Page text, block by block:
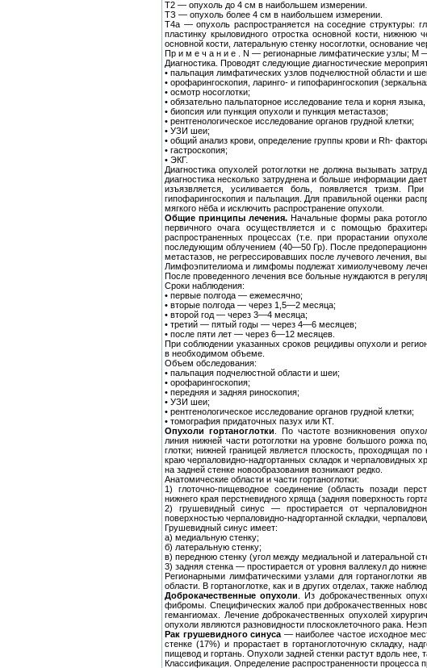
Т2 — опухоль до 4 см в наибольшем измерении.
ТЗ — опухоль более 4 см в наибольшем измерении.
Т4а — опухоль распространяется на соседние
пластинку крыловидного отростка основной кости,
основной кости, латеральную стенку носоглотки, основание
Пр и м е ч а н и е . N — регионарные лимфатические узлы; М
Диагностика. Проводят следующие диагностические
• пальпация лимфатических узлов подчелюстной области и
• орофарингоскопия, ларинго- и гипофарингоскопия
• осмотр носоглотки;
• обязательно пальпаторное исследование тела и корня
• биопсия или пункция опухоли и пункция метастазов;
• рентгенологическое исследование органов грудной клетки;
• УЗИ шеи;
• общий анализ крови, определение группы крови и Rh-
• гастроскопия;
• ЭКГ.
Диагностика опухолей ротоглотки не должна вызывать
диагностика несколько затруднена и больше информации
изъязвляется, усиливается боль, появляется тризм.
гипофарингоскопия и пальпация. Для правильной оценки
мягкого нёба и исключить распространение опухоли.
Общие принципы лечения.Начальные формы рака
первичного очага осуществляется и с помощью
распространенных процессах (т.е. при прорастании
последующим облучением (40—50 Гр). После
метастазов, не регрессировавших после лучевого лечения,
Лимфоэпителиома и лимфомы подлежат химиолучевому
После проведенного лечения все больные нуждаются в
Сроки наблюдения:
• первые полгода — ежемесячно;
• вторые полгода — через 1,5—2 месяца;
• второй год — через 3—4 месяца;
• третий — пятый годы — через 4—6 месяцев;
• после пяти лет — через 6—12 месяцев.
При соблюдении указанных сроков рецидивы опухоли и
в необходимом объеме.
Объем обследования:
• пальпация подчелюстной области и шеи;
• орофарингоскопия;
• передняя и задняя риноскопия;
• УЗИ шеи;
• рентгенологическое исследование органов грудной клетки;
• томография придаточных пазух или КТ.
Опухоли гортаноглотки . По частоте возникновения
линия нижней части ротоглотки на уровне большого рожка
глотки; нижней границей является плоскость, проходящая
краю черпаловидно-надгортанных складок и
на задней стенке новообразования возникают редко.
Анатомические области и части гортаноглотки:
1) глоточно-пищеводное соединение (область позади
нижнего края перстневидного хряща (задняя поверхность
2) грушевидный синус — простирается от
поверхностью черпаловидно-надгортанной складки,
Грушевидный синус имеет:
а) медиальную стенку;
б) латеральную стенку;
в) переднюю стенку (угол между медиальной и латеральной
3) задняя стенка — простирается от уровня валлекул до
Регионарными лимфатическими узлами для гортаноглотки
области. В гортаноглотке, как и в других отделах, также
Доброкачественные опухоли . Из доброкачественных
фибромы. Специфических жалоб при доброкачественных
гемангиомах. Лечение доброкачественных опухолей
опухоли являются разновидности плоскоклеточного рака.
Рак грушевидного синуса — наиболее частое исходное
стенке (17%) и прорастает в гортаноглоточную складку,
пищевод и гортань. Опухоли задней стенки растут вдоль нее,
Классификация. Определение распространенности процесса